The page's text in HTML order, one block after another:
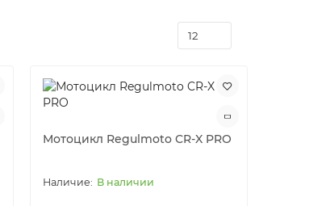
Мотоцикл Regulmoto CR-X PRO
В наличии